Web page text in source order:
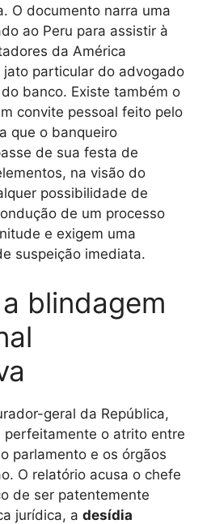
O documento narra uma
ao Peru para assistir à
da América
particular do advogado
banco. Existe também o
convite pessoal feito pelo
que o banqueiro
de sua festa de
na visão do
possibilidade de
de um processo
e exigem uma
suspeição imediata.
blindagem
geral da República,
perfeitamente o atrito entre
parlamento e os órgãos
O relatório acusa o chefe
de ser patentemente
jurídica, a desídia